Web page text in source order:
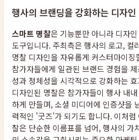
행사의 브랜딩을 강화하는 디자
스마트 명찰은 기능뿐만 아니라 디자
도구입니다. 주최측은 행사의 로고, 컬
명찰 디자인을 자유롭게 커스터마이징
참가자들에게 일관된 브랜드 경험을
성과 정체성을 시각적으로 강화하는
디자인된 명찰은 참가자들이 행사 내
하게 만들며, 소셜 미디어에 인증샷을
력적인 '굿즈'가 되기도 합니다. 이처럼
찰은 단순한 이름표를 넘어, 행사의 가